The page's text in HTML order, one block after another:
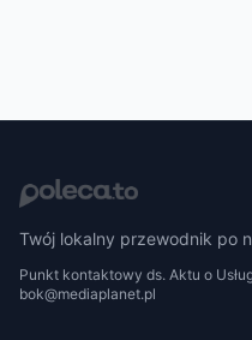
Twój lokalny przewodnik po
Punkt kontaktowy ds. Aktu o
bok@mediaplanet.pl